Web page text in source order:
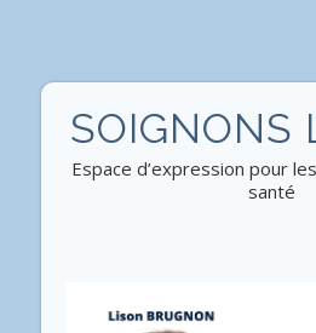
SOIGNONS
Espace d’expression pour
santé